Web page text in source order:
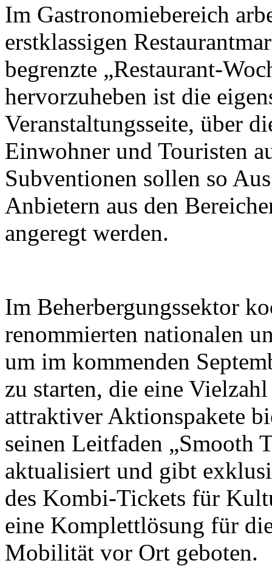
Im Gastronomiebereich
erstklassigen
begrenzte „Restaurant-
hervorzuheben ist die
Veranstaltungsseite, über
Einwohner und Touristen
Subventionen sollen so
Anbietern aus den
angeregt werden.
Im Beherbergungssektor
renommierten nationalen
um im kommenden
zu starten, die eine
attraktiver Aktionspakete
seinen Leitfaden „Smooth
aktualisiert und gibt
des Kombi-Tickets für
eine Komplettlösung für
Mobilität vor Ort geboten.